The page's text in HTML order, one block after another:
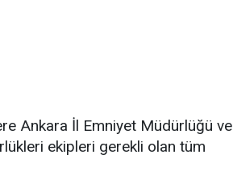
Ankara İl Emniyet Müdürlüğü ve
ekipleri gerekli olan tüm